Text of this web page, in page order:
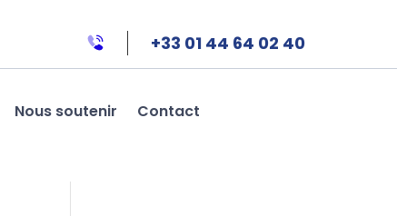
+33 01 44 64 02 40
Nous soutenir Contact